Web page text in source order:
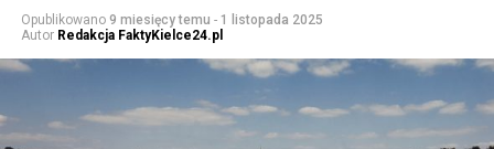
Opublikowano 9 miesięcy temu - 1 listopada 2025
Autor Redakcja FaktyKielce24.pl